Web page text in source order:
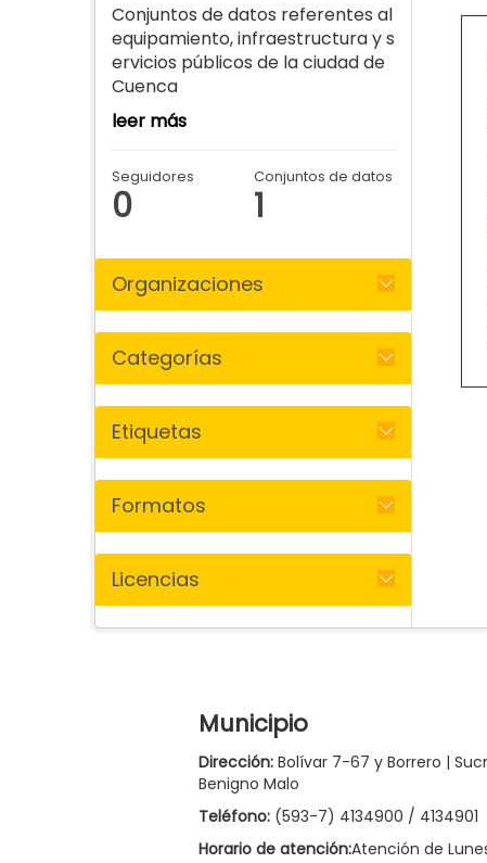
Conjuntos de datos referentes al
equipamiento, infraestructura y s
ervicios públicos de la ciudad de
Cuenca
leer más
Seguidores
0
Conjuntos de datos
1
Organizaciones
Categorías
Etiquetas
Formatos
Licencias
Municipio
Dirección: Bolívar 7-67 y Borrero |
Benigno Malo
Teléfono: (593-7) 4134900 / 4134901
Horario de atención:Atención de